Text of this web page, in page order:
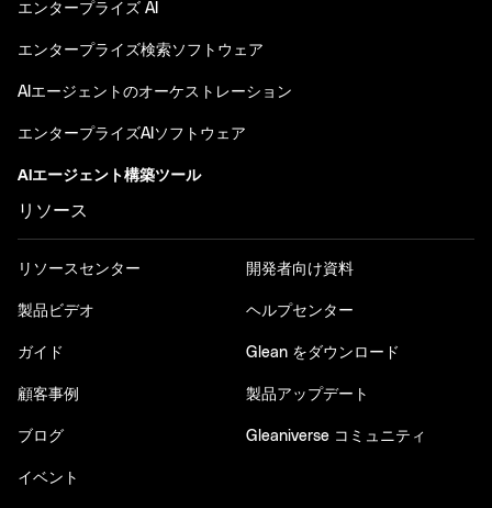
エンタープライズ AI
エンタープライズ検索ソフトウェア
AIエージェントのオーケストレーション
エンタープライズAIソフトウェア
AIエージェント構築ツール
リソース
リソースセンター
製品ビデオ
ガイド
顧客事例
ブログ
イベント
開発者向け資料
ヘルプセンター
Glean をダウンロード
製品アップデート
Gleaniverse コミュニティ